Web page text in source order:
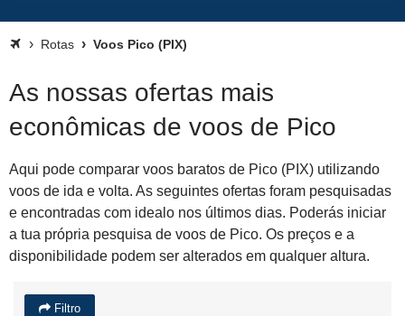
Rotas Voos Pico (PIX)
As nossas ofertas mais
econômicas de voos de Pico
Aqui pode comparar voos baratos de Pico (PIX) utilizando
voos de ida e volta. As seguintes ofertas foram pesquisadas
e encontradas com idealo nos últimos dias. Poderás iniciar
a tua própria pesquisa de voos de Pico. Os preços e a
disponibilidade podem ser alterados em qualquer altura.
Filtro